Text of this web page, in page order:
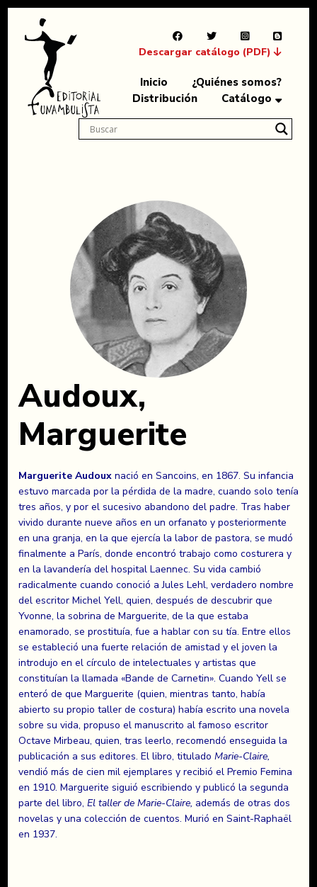
Descargar catálogo (PDF)
Inicio
¿Quiénes somos?
Distribución
Catálogo
Audoux,
Marguerite
Marguerite Audoux nació en Sancoins, en 1867. Su infancia
estuvo marcada por la pérdida de la madre, cuando solo tenía
tres años, y por el sucesivo abandono del padre. Tras haber
vivido durante nueve años en un orfanato y posteriormente
en una granja, en la que ejercía la labor de pastora, se mudó
finalmente a París, donde encontró trabajo como costurera y
en la lavandería del hospital Laennec. Su vida cambió
radicalmente cuando conoció a Jules Lehl, verdadero nombre
del escritor Michel Yell, quien, después de descubrir que
Yvonne, la sobrina de Marguerite, de la que estaba
enamorado, se prostituía, fue a hablar con su tía. Entre ellos
se estableció una fuerte relación de amistad y el joven la
introdujo en el círculo de intelectuales y artistas que
constituían la llamada «Bande de Carnetin». Cuando Yell se
enteró de que Marguerite (quien, mientras tanto, había
abierto su propio taller de costura) había escrito una novela
sobre su vida, propuso el manuscrito al famoso escritor
Octave Mirbeau, quien, tras leerlo, recomendó enseguida la
publicación a sus editores. El libro, titulado Marie-Claire,
vendió más de cien mil ejemplares y recibió el Premio Femina
en 1910. Marguerite siguió escribiendo y publicó la segunda
parte del libro, El taller de Marie-Claire, además de otras dos
novelas y una colección de cuentos. Murió en Saint-Raphaël
en 1937.